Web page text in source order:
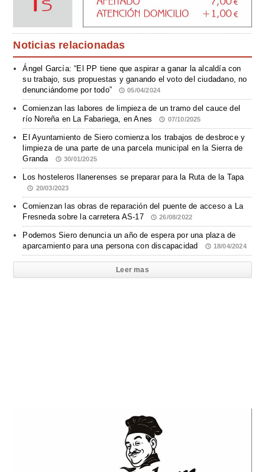
Noticias relacionadas
Ángel García: “El PP tiene que aspirar a ganar la alcaldía con
su trabajo, sus propuestas y ganando el voto del ciudadano, no
denunciándome por todo”
05/04/2024
Comienzan las labores de limpieza de un tramo del cauce del
río Noreña en La Fabariega, en Anes
07/10/2025
El Ayuntamiento de Siero comienza los trabajos de desbroce y
limpieza de una parte de una parcela municipal en la Sierra de
Granda
30/01/2025
Los hosteleros llanerenses se preparar para la Ruta de la Tapa
20/03/2023
Comienzan las obras de reparación del puente de acceso a La
Fresneda sobre la carretera AS-17
26/08/2022
Podemos Siero denuncia un año de espera por una plaza de
aparcamiento para una persona con discapacidad
18/04/2024
Leer mas